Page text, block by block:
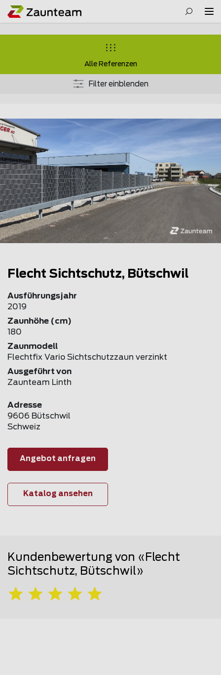
Alle Referenzen
Filter einblenden
Flecht Sichtschutz, Bütschwil
Ausführungsjahr
2019
Zaunhöhe (cm)
180
Zaunmodell
Flechtfix Vario Sichtschutzzaun verzinkt
Ausgeführt von
Zaunteam Linth
Adresse
9606 Bütschwil
Schweiz
Angebot anfragen
Katalog ansehen
Kundenbewertung von «Flecht
Sichtschutz, Bütschwil»